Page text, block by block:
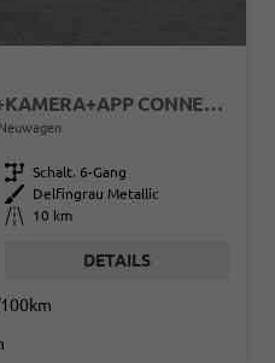
PRIME ACC+SHZ+KLIMA+KAMERA+APP CONNECT+LED+17" ALU
Neuwagen
Getriebe Schalt. 6-Gang
Außenfarbe
Delfingrau Metallic
Kilometerstand 10 km
DETAILS